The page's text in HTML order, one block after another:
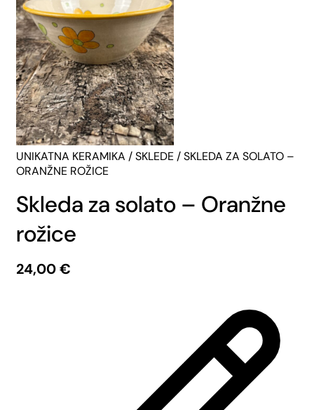
UNIKATNA KERAMIKA /SKLEDE / SKLEDA ZA SOLATO –
ORANŽNE ROŽICE
Skleda za solato – Oranžne
rožice
24,00€